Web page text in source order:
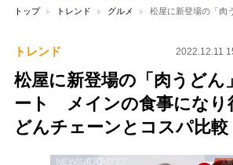
トップ トレンド グルメ 松屋に新登場の「肉
トレンド 2022.12.11
松屋に新登場の「肉うどん
ート メインの食事になり
どんチェーンとコスパ比較